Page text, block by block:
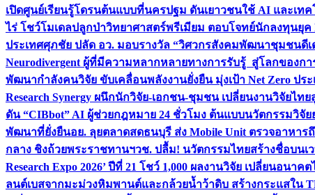
เปิดศูนย์เรียนรู้โดรนต้นแบบที่นครปฐม ดันเยาวชนใช้ AI และเท
ไร่ โชว์โมเดลปลูกป่าวิทยาศาสตร์พรีเมียม ตอบโจทย์นักลงทุนยุค
ประเทศศุภชัย ปลัด อว. มอบรางวัล “วิศวกรสังคมพัฒนาชุมชนดี
Neurodivergent ผู้ที่มีความหลากหลายทางการรับรู้ สู่โลกของกา
พัฒนากำลังคนวิจัย ขับเคลื่อนพลังงานยั่งยืน มุ่งเป้า Net Zero ประ
Research Synergy ผนึกนักวิจัย-เอกชน-ชุมชน เปลี่ยนงานวิจัยไท
ดัน “CIBbot” AI ผู้ช่วยกฎหมาย 24 ชั่วโมง ต้นแบบนวัตกรรมวิจั
พัฒนาที่ยั่งยืนอย. ลุยตลาดสดธนบุรี ส่ง Mobile Unit ตรวจอาหา
กลาง ชิงถ้วยพระราชทานฯวช. ปลื้ม! นวัตกรรมไทยสร้างชื่อบนเว
Research Expo 2026’ ปีที่ 21 โชว์ 1,000 ผลงานวิจัย เปลี่ยนอนาคต
ลนต์เบสจากมะม่วงหิมพานต์และกล้วยน้ำว้าดิบ สร้างกระแสใน